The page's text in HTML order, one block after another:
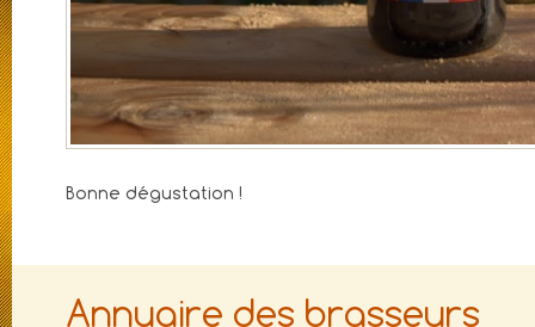
Bonne dégustation !
Annuaire des brasseurs